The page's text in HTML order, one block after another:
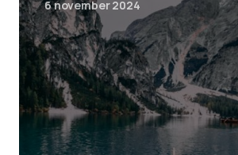
6 november 2024